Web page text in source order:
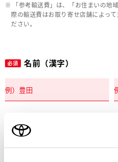
「参考輸送費」は、「お住まいの地
際の輸送費はお取り寄せ店舗によっ
ださい。
必須 名前（漢字）
必須 名前（カナ）